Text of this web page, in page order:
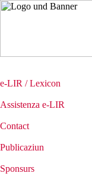
e-LIR / Lexicon
Assistenza e-LIR
Contact
Publicaziun
Sponsurs